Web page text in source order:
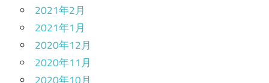
2021年2月
2021年1月
2020年12月
2020年11月
2020年10月